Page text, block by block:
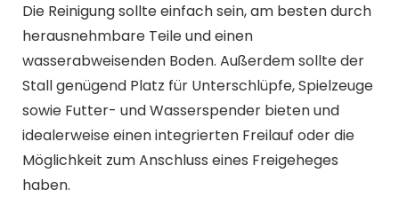
Die Reinigung sollte einfach sein, am besten durch
herausnehmbare Teile und einen
wasserabweisenden Boden. Außerdem sollte der
Stall genügend Platz für Unterschlüpfe, Spielzeuge
sowie Futter- und Wasserspender bieten und
idealerweise einen integrierten Freilauf oder die
Möglichkeit zum Anschluss eines Freigeheges
haben.